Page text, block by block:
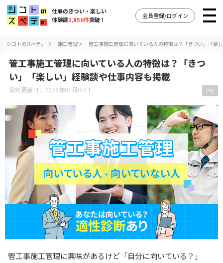
仕事のきつい・楽しい
体験談1,850件突破！
会員登録/ログイン
シゴトのスベテ。 施工管理 管工事施工管理に向いている人の特徴は？「きつい」「楽
管工事施工管理に向いている人の特徴は？「きつ
い」「楽しい」経験談や仕事内容も掲載
最終更新日：2026年01月07日 PR
管工事施工管理に興味があるけど「自分に向いている？」